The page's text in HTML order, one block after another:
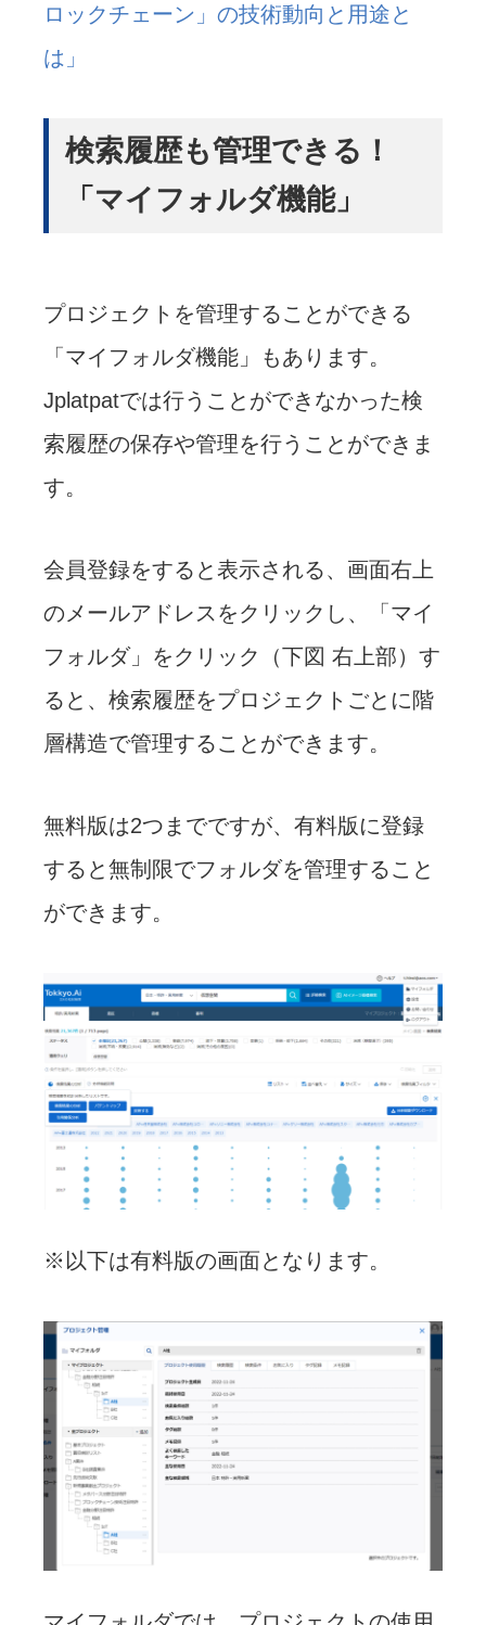
ロックチェーン」の技術動向と用途と
は」
検索履歴も管理できる！
「マイフォルダ機能」
プロジェクトを管理することができる
「マイフォルダ機能」もあります。
Jplatpatでは行うことができなかった検
索履歴の保存や管理を行うことができま
す。
会員登録をすると表示される、画面右上
のメールアドレスをクリックし、「マイ
フォルダ」をクリック（下図 右上部）す
ると、検索履歴をプロジェクトごとに階
層構造で管理することができます。
無料版は2つまでですが、有料版に登録
すると無制限でフォルダを管理すること
ができます。
※以下は有料版の画面となります。